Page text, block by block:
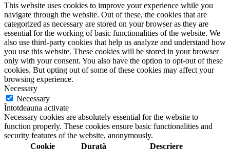
This website uses cookies to improve your experience while you
navigate through the website. Out of these, the cookies that are
categorized as necessary are stored on your browser as they are
essential for the working of basic functionalities of the website. We
also use third-party cookies that help us analyze and understand how
you use this website. These cookies will be stored in your browser
only with your consent. You also have the option to opt-out of these
cookies. But opting out of some of these cookies may affect your
browsing experience.
Necessary
Necessary
Întotdeauna activate
Necessary cookies are absolutely essential for the website to
function properly. These cookies ensure basic functionalities and
security features of the website, anonymously.
Cookie
Durată Descriere